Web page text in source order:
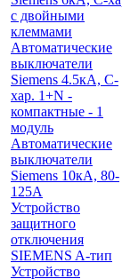
с двойными
клеммами
Автоматические
выключатели
Siemens 4.5кА, C-
хар. 1+N -
компактные - 1
модуль
Автоматические
выключатели
Siemens 10кА, 80-
125A
Устройство
защитного
отключения
SIEMENS A-тип
Устройство